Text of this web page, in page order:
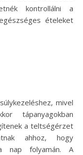
kontrollálni a
ételeket
mivel
tápanyagokban
a teltségérzet
ahhoz, hogy
nap folyamán. A